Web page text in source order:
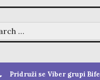
Pridruži se Viber grupi Bife